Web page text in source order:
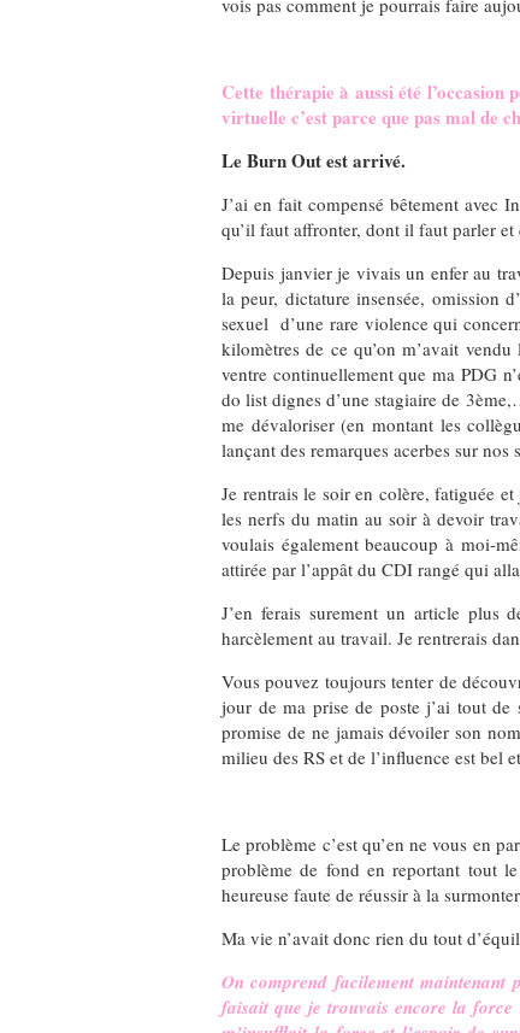
vois pas comment je pourrais faire
Cette thérapie à aussi été
virtuelle c’est parce que pas mal de
Le Burn Out est arrivé.
J’ai en fait compensé bêtement avec
qu’il faut affronter, dont il faut parler et
Depuis janvier je vivais un enfer au
la peur, dictature insensée, omission
sexuel d’une rare violence qui
kilomètres de ce qu’on m’avait
ventre continuellement que ma PDG
do list dignes d’une stagiaire de
me dévaloriser (en montant les
lançant des remarques acerbes sur
Je rentrais le soir en colère, fatiguée
les nerfs du matin au soir à devoir
voulais également beaucoup à moi-
attirée par l’appât du CDI rangé qui
J’en ferais surement un article plus
harcèlement au travail. Je rentrerais
Vous pouvez toujours tenter de
jour de ma prise de poste j’ai tout de
promise de ne jamais dévoiler son
milieu des RS et de l’influence est bel
Le problème c’est qu’en ne vous en
problème de fond en reportant tout
heureuse faute de réussir à la
Ma vie n’avait donc rien du tout
On comprend facilement
faisait que je trouvais encore la